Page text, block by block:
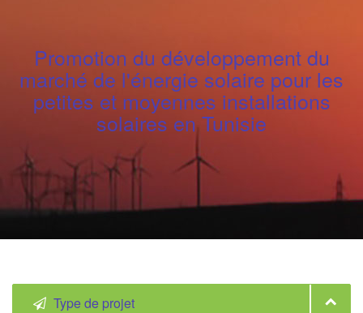
Promotion du développement du
marché de l'énergie solaire pour les
petites et moyennes installations
solaires en Tunisie
Type de projet